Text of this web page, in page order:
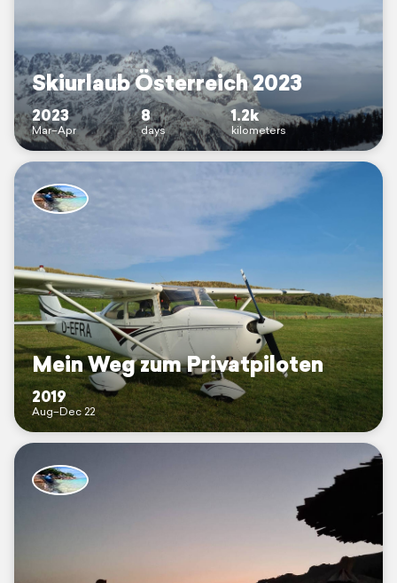
Skiurlaub Österreich 2023
2023
Mar–Apr
8
days
1.2k
kilometers
Mein Weg zum Privatpiloten
2019
Aug–Dec 22